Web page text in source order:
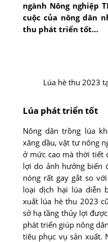
ngành Nông nghiệp
cuộc của nông dân
thu phát triển tốt…
Lúa hè thu 2023
Lúa phát triển tốt
Nông dân trồng lúa
xăng dầu, vật tư nông
ở mức cao mà thời tiết
lợi do ảnh hưởng biến
nóng rất gay gắt so
loại dịch hại lúa diễn
xuất lúa hè thu 2023
sở hạ tầng thủy lợi
phát triển giúp nông
tiêu phục vụ sản xuất.